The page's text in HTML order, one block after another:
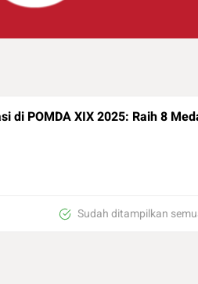
di POMDA XIX 2025: Raih 8
Sudah ditampilkan